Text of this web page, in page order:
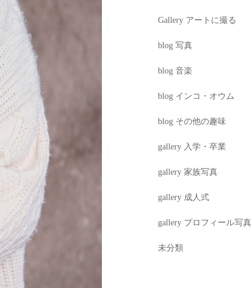
Gallery アートに撮る
blog 写真
blog 音楽
blog インコ・オウム
blog その他の趣味
gallery 入学・卒業
gallery 家族写真
gallery 成人式
gallery プロフィール写真
未分類